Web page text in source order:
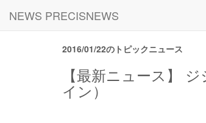
NEWS PRECISNEWS
2016/01/22のトピックニュース
【最新ニュース】
イン）